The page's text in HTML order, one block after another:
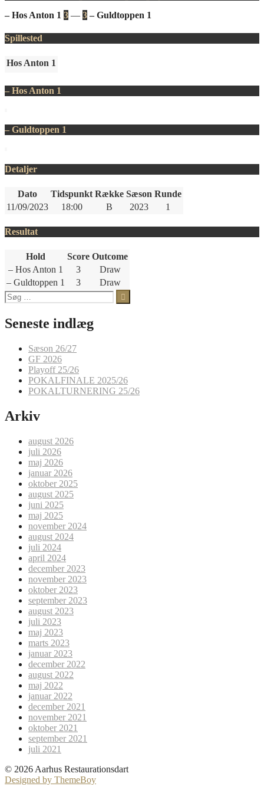
– Hos Anton 1 3 — 3 – Guldtoppen 1
Spillested
Hos Anton 1
– Hos Anton 1
– Guldtoppen 1
Detaljer
Dato Tidspunkt Række Sæson Runde
11/09/2023
18:00 B 2023 1
Resultat
Hold Score Outcome
– Hos Anton 1
3
Draw
– Guldtoppen 1
3
Draw
Søg
efter:
Seneste indlæg
Sæson 26/27
GF 2026
Playoff 25/26
POKALFINALE 2025/26
POKALTURNERING 25/26
Arkiv
august 2026
juli 2026
maj 2026
januar 2026
oktober 2025
august 2025
juni 2025
maj 2025
november 2024
august 2024
juli 2024
april 2024
december 2023
november 2023
oktober 2023
september 2023
august 2023
juli 2023
maj 2023
marts 2023
januar 2023
december 2022
august 2022
maj 2022
januar 2022
december 2021
november 2021
oktober 2021
september 2021
juli 2021
© 2026 Aarhus Restaurationsdart
Designed by ThemeBoy